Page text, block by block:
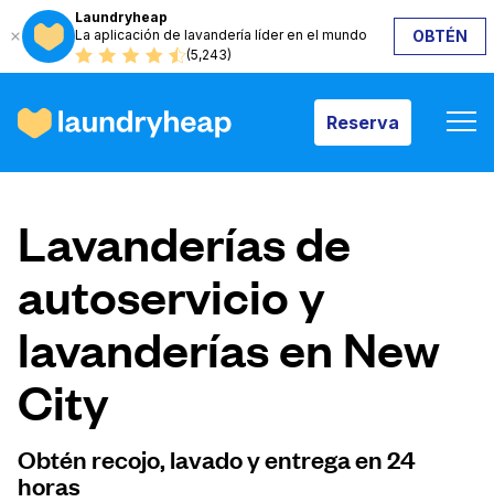
Laundryheap
La aplicación de lavandería líder en el mundo
(5,243)
OBTÉN
Reserva
Reserva
Cómo funciona
Precios y servicios
Quiénes somos
Para las empresas
Lavanderías de
autoservicio y
lavanderías en New
City
Obtén recojo, lavado y entrega en 24
horas